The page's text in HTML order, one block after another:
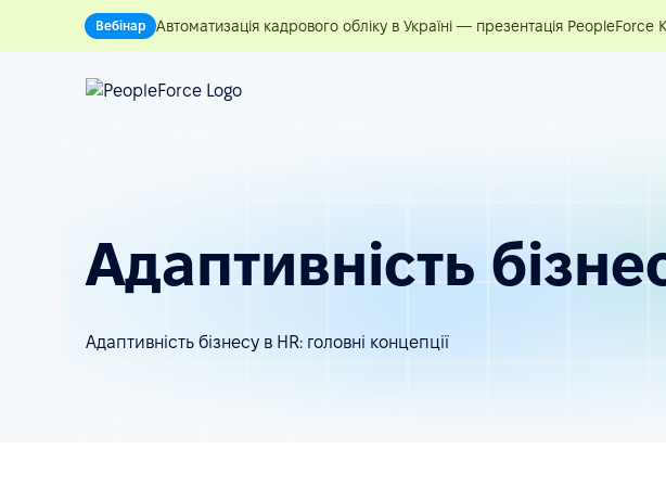
Вебінар Автоматизація кадрового обліку в Україні — презентація PeopleForce
Адаптивність
Адаптивність бізнесу в HR: головні концепції